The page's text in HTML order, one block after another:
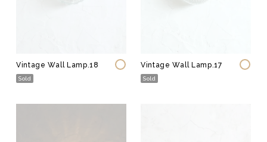
Vintage Wall Lamp.18
Sold
Vintage Wall Lamp.17
Sold